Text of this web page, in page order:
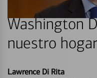
Washington
nuestro
Lawrence Di Rita